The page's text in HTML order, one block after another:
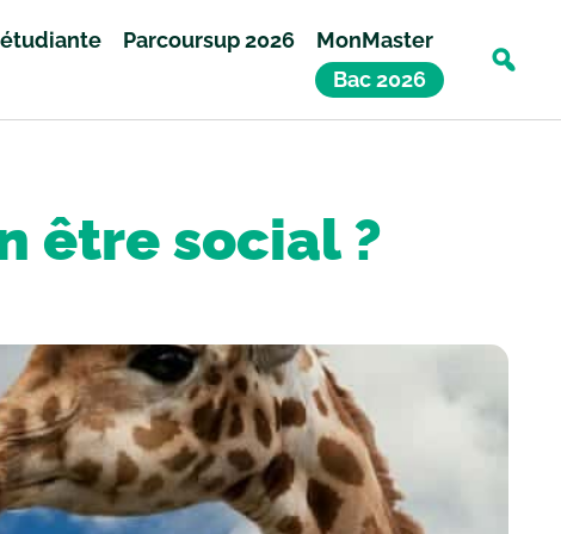
Parcoursup 2026
MonMaster
Bac 2026
être social ?